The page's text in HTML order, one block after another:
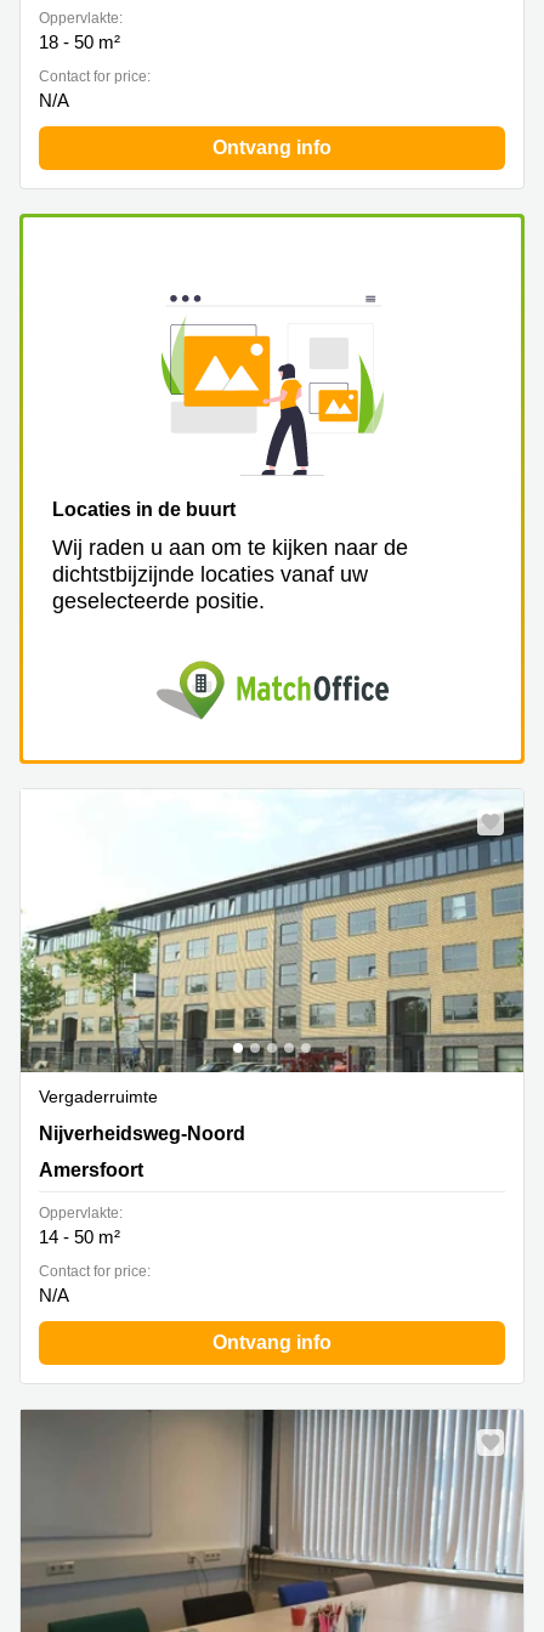
Oppervlakte:
18 - 50 m²
Contact for price:
N/A
Ontvang info
Locaties in de buurt
Wij raden u aan om te kijken naar de
dichtstbijzijnde locaties vanaf uw
geselecteerde positie.
Vergaderruimte
Nijverheidsweg Noord 60-99, Amersfoort
Nijverheidsweg-Noord
Amersfoort
Oppervlakte:
14 - 50 m²
Contact for price:
N/A
Ontvang info